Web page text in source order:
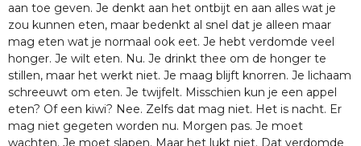
aan toe geven. Je denkt aan het ontbijt en aan alles wat je
zou kunnen eten, maar bedenkt al snel dat je alleen maar
mag eten wat je normaal ook eet. Je hebt verdomde veel
honger. Je wilt eten. Nu. Je drinkt thee om de honger te
stillen, maar het werkt niet. Je maag blijft knorren. Je lichaam
schreeuwt om eten. Je twijfelt. Misschien kun je een appel
eten? Of een kiwi? Nee. Zelfs dat mag niet. Het is nacht. Er
mag niet gegeten worden nu. Morgen pas. Je moet
wachten. Je moet slapen. Maar het lukt niet. Dat verdomde